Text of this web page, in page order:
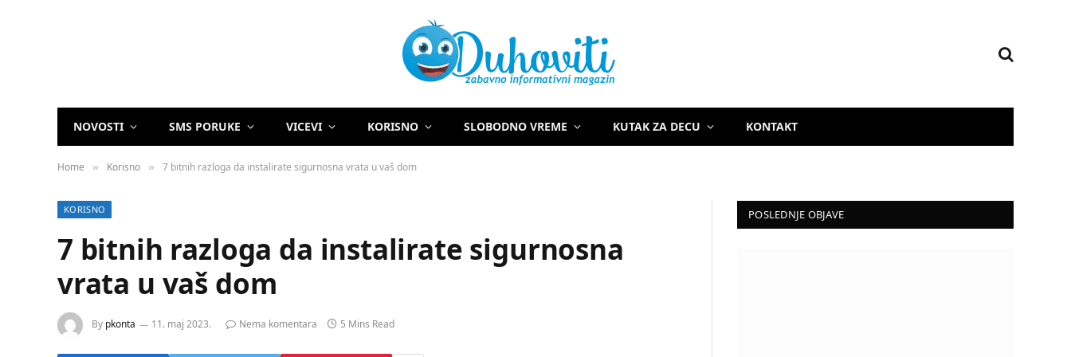
NOVOSTI SMS PORUKE VICEVI KORISNO SLOBODNO VREME KUTAK ZA DECU KONTAKT
Home » Korisno » 7 bitnih razloga da instalirate sigurnosna vrata u vaš dom
KORISNO
7 bitnih razloga da instalirate sigurnosna
vrata u vaš dom
By pkonta 11. maj 2023. Nema komentara 5 Mins Read
POSLEDNJE OBJAVE